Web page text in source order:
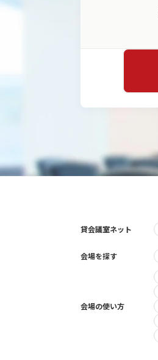
貸会議室ネット
会場を探す
会場の使い方